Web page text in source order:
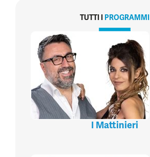
TUTTI I PROGRAMMI
I Mattinieri